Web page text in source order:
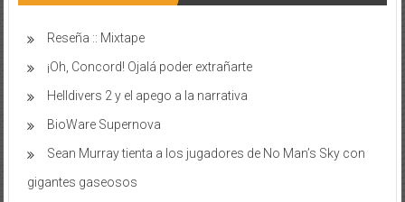
Reseña :: Mixtape
¡Oh, Concord! Ojalá poder extrañarte
Helldivers 2 y el apego a la narrativa
BioWare Supernova
Sean Murray tienta a los jugadores de No Man’s Sky con
gigantes gaseosos